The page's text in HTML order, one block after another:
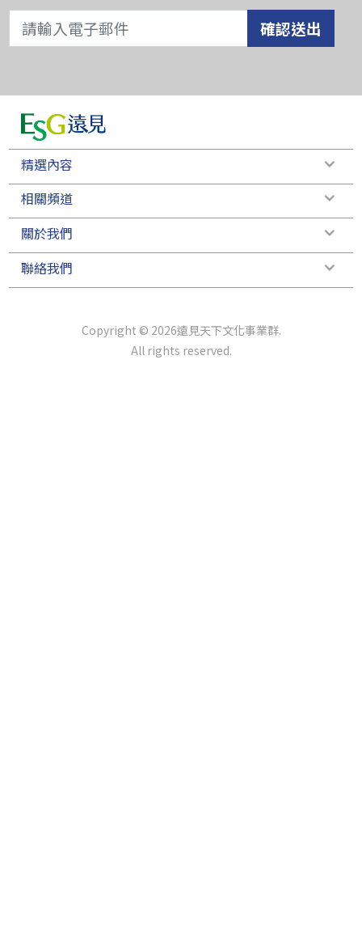
確認送出
精選內容
相關頻道
關於我們
聯絡我們
Copyright © 2026遠見天下文化事業群.
All rights reserved.